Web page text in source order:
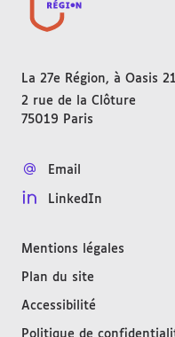
La 27e Région, à Oasis 21
2 rue de la Clôture
75019
Paris
Email
LinkedIn
Mentions légales
Plan du site
Accessibilité
Politique de